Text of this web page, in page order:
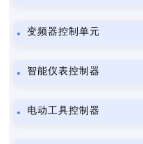
变频器控制单元
智能仪表控制器
电动工具控制器